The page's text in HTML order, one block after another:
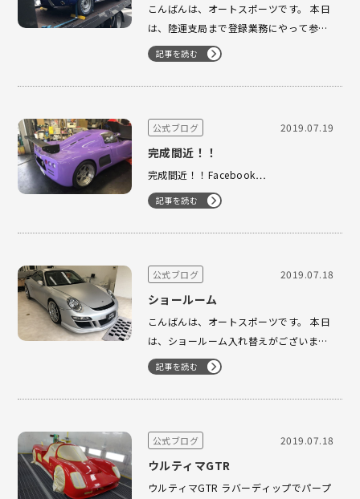
こんばんは、オートスポーツです。 本日
は、陸運支局まで登録業務にやって参り
ました！！ マスタング、間も無くお納車
になります。 楽しみにお待ち下さいま
せ。 ターボカブリオレ 間も無く点検が
せ。 オートスポーツ…
記事を読む
公式ブログ 2019.07.19
完成間近！！
完成間近！！Facebook…
記事を読む
公式ブログ 2019.07.18
ショールーム
こんばんは、オートスポーツです。 本日
は、ショールーム入れ替えがございまし
た。GT3RSからRt12に(^｡^) 存在感のあ
るRt12でございます。 マッドシルバーの
質感がたまりません！！ スパルタンな雰
くれます…
記事を読む
公式ブログ 2019.07.18
ウルティマGTR
ウルティマGTR ラバーディップでパープ